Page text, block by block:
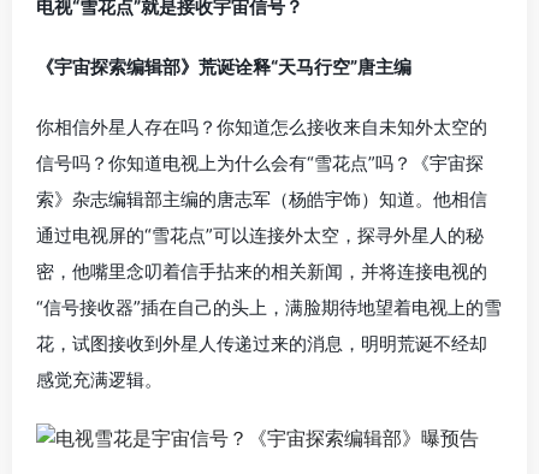
电视“雪花点”就是接收宇宙信号？
《宇宙探索编辑部》荒诞诠释“天马行空”唐主编
你相信外星人存在吗？你知道怎么接收来自未知外太空的
信号吗？你知道电视上为什么会有“雪花点”吗？《宇宙探
索》杂志编辑部主编的唐志军（杨皓宇饰）知道。他相信
通过电视屏的“雪花点”可以连接外太空，探寻外星人的秘
密，他嘴里念叨着信手拈来的相关新闻，并将连接电视的
“信号接收器”插在自己的头上，满脸期待地望着电视上的雪
花，试图接收到外星人传递过来的消息，明明荒诞不经却
感觉充满逻辑。